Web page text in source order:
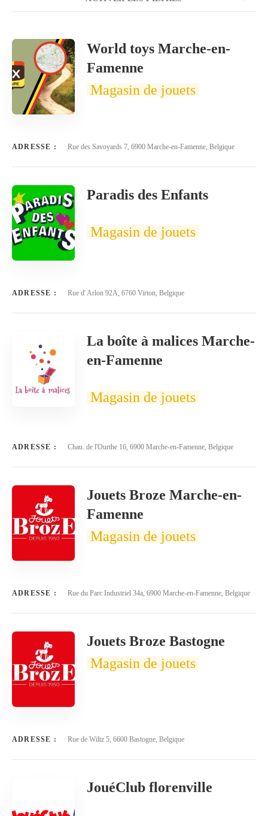
NOMBRE 20
World toys Marche-en-
Famenne
Magasin de jouets
ADRESSE : Rue des Savoyards 7, 6900 Marche-en-Famenne, Belgique
Paradis des Enfants
Magasin de jouets
ADRESSE : Rue d' Arlon 92A, 6760 Virton, Belgique
La boîte à malices Marche-
en-Famenne
Magasin de jouets
ADRESSE : Chau. de l'Ourthe 16, 6900 Marche-en-Famenne, Belgique
Jouets Broze Marche-en-
Famenne
Magasin de jouets
ADRESSE : Rue du Parc Industriel 34a, 6900 Marche-en-Famenne, Belgique
Jouets Broze Bastogne
Magasin de jouets
ADRESSE : Rue de Wiltz 5, 6600 Bastogne, Belgique
JouéClub florenville